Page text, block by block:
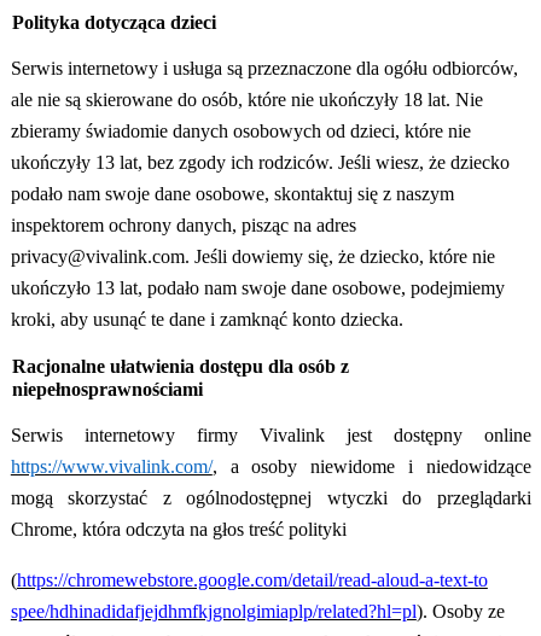
Polityka dotycząca dzieci
Serwis internetowy i usługa są przeznaczone dla ogółu odbiorców,
ale nie są skierowane do osób, które nie ukończyły 18 lat. Nie
zbieramy świadomie danych osobowych od dzieci, które nie
ukończyły 13 lat, bez zgody ich rodziców. Jeśli wiesz, że dziecko
podało nam swoje dane osobowe, skontaktuj się z naszym
inspektorem ochrony danych, pisząc na adres
privacy@vivalink.com. Jeśli dowiemy się, że dziecko, które nie
ukończyło 13 lat, podało nam swoje dane osobowe, podejmiemy
kroki, aby usunąć te dane i zamknąć konto dziecka.
Racjonalne ułatwienia dostępu dla osób z
niepełnosprawnościami
Serwis internetowy firmy Vivalink jest dostępny online
https://www.vivalink.com/, a osoby niewidome i niedowidzące
mogą skorzystać z ogólnodostępnej wtyczki do przeglądarki
Chrome, która odczyta na głos treść polityki
(https://chromewebstore.google.com/detail/read-aloud-a-text-to
spee/hdhinadidafjejdhmfkjgnolgimiaplp/related?hl=pl). Osoby ze